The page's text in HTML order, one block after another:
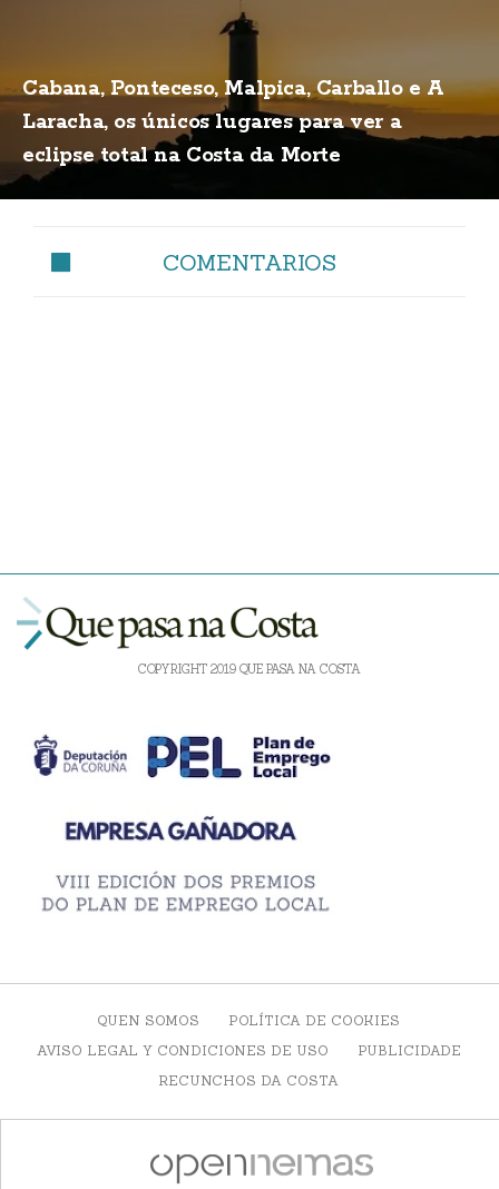
Cabana, Ponteceso, Malpica, Carballo e A
Laracha, os únicos lugares para ver a
eclipse total na Costa da Morte
COMENTARIOS
COPYRIGHT 2019 QUE PASA NA COSTA
QUEN SOMOS
POLÍTICA DE COOKIES
AVISO LEGAL Y CONDICIONES DE USO
PUBLICIDADE
RECUNCHOS DA COSTA